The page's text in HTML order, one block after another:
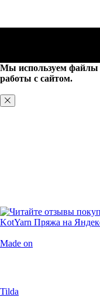
Мы используем файлы
работы с сайтом.
Made on
Tilda